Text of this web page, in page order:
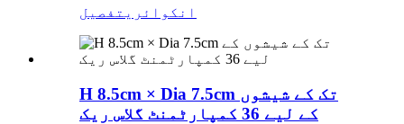
انکوائری تفصیل
H 8.5cm × Dia 7.5cm تک کے شیشوں
کے لیے 36 کمپارٹمنٹ گلاس ریک